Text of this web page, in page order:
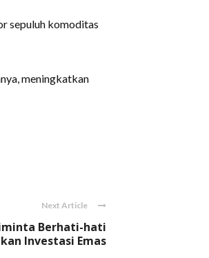
sepuluh komoditas
meningkatkan
Next Article
Berhati-hati
Investasi Emas